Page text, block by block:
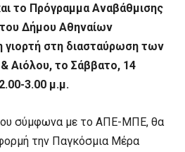
το Πρόγραμμα Αναβάθμισης
Δήμου Αθηναίων
γιορτή στη διασταύρωση των
Αιόλου, το Σάββατο, 14
3.00 μ.μ.
σύμφωνα με το ΑΠΕ-ΜΠΕ, θα
την Παγκόσμια Μέρα